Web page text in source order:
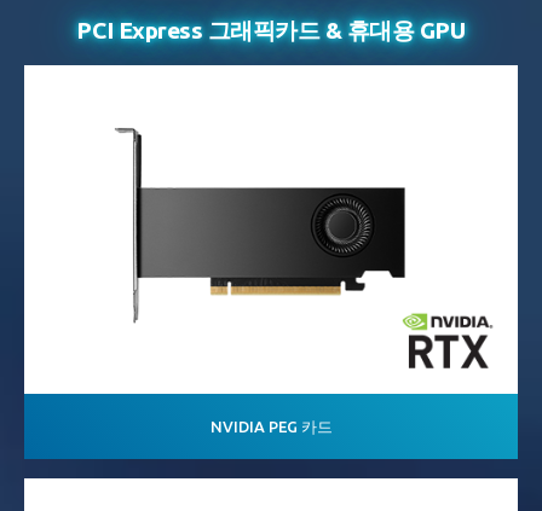
PCI Express 그래픽카드& 휴대용 GPU
NVIDIA PEG 카드